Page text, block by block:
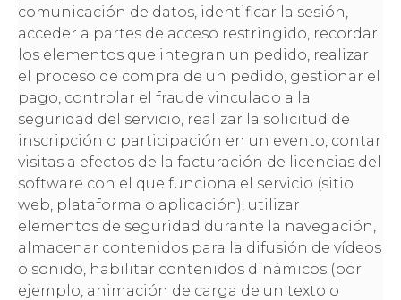
comunicación de datos, identificar la sesión,
acceder a partes de acceso restringido, recordar
los elementos que integran un pedido, realizar
el proceso de compra de un pedido, gestionar el
pago, controlar el fraude vinculado a la
seguridad del servicio, realizar la solicitud de
inscripción o participación en un evento, contar
visitas a efectos de la facturación de licencias del
software con el que funciona el servicio (sitio
web, plataforma o aplicación), utilizar
elementos de seguridad durante la navegación,
almacenar contenidos para la difusión de vídeos
o sonido, habilitar contenidos dinámicos (por
ejemplo, animación de carga de un texto o